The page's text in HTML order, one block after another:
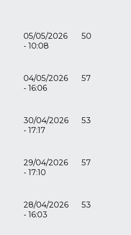
05/05/2026
- 10:08
50
04/05/2026
- 16:06
57
30/04/2026
- 17:17
53
29/04/2026
- 17:10
57
28/04/2026
- 16:03
53